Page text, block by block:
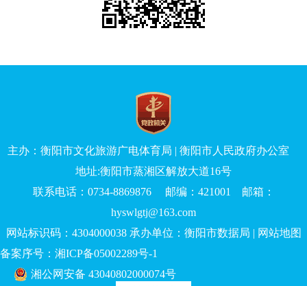
主办：衡阳市文化旅游广电体育局 | 衡阳市人民政府办公室
地址:衡阳市蒸湘区解放大道16号
联系电话：0734-8869876 邮编：421001 邮箱：
hyswlgtj@163.com
网站标识码：4304000038 承办单位：衡阳市数据局 | 网站地图
备案序号：湘ICP备05002289号-1
湘公网安备 43040802000074号